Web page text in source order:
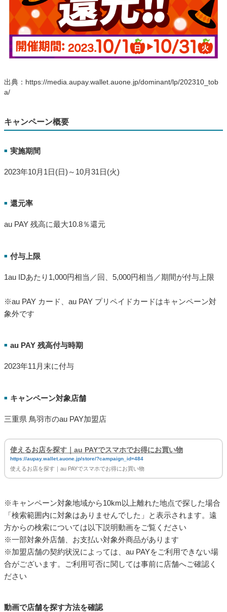
出典：https://media.aupay.wallet.auone.jp/dominant/lp/202310_tob
a/
キャンペーン概要
■ 実施期間
2023年10月1日(日)～10月31日(火)
■ 還元率
au PAY 残高に最大10.8％還元
■ 付与上限
1au IDあたり1,000円相当／回、5,000円相当／期間が付与上限
※au PAY カード、au PAY プリペイドカードはキャンペーン対
象外です
■ au PAY 残高付与時期
2023年11月末に付与
■ キャンペーン対象店舗
三重県 鳥羽市のau PAY加盟店
使えるお店を探す｜au PAYでスマホでお得にお買い物
https://aupay.wallet.auone.jp/store/?campaign_id=484
使えるお店を探す｜au PAYでスマホでお得にお買い物
※キャンペーン対象地域から10km以上離れた地点で探した場合
「検索範囲内に対象はありませんでした」と表示されます。遠
方からの検索については以下説明動画をご覧ください
※一部対象外店舗、お支払い対象外商品があります
※加盟店舗の契約状況によっては、au PAYをご利用できない場
合がございます。ご利用可否に関しては事前に店舗へご確認く
ださい
動画で店舗を探す方法を確認